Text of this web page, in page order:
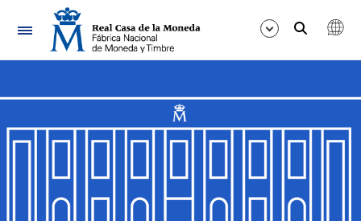
Nabigazioa
Erakutsi/Ezkutatu
Erakutsi/Ezkutatu